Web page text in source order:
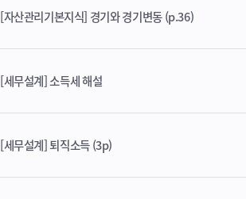
[자산관리기본지식] 경기와 경기변동 (p.36)
[세무설계] 소득세 해설
[세무설계] 퇴직소득 (3p)